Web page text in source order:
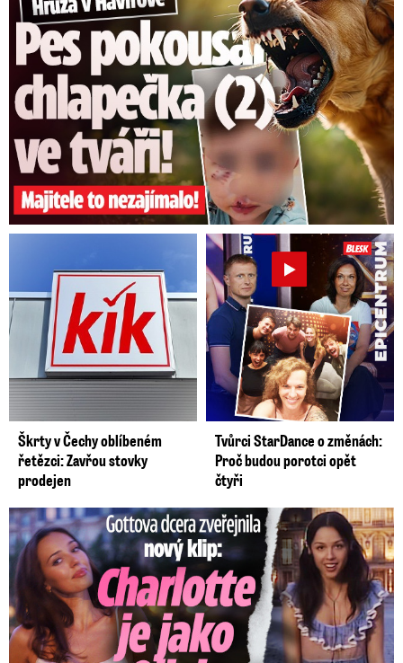
Škrty v Čechy oblíbeném
řetězci: Zavřou stovky
prodejen
Tvůrci StarDance o změnách:
Proč budou porotci opět
čtyři
Gottova dcera zveřejnila nový klip: Je jako Olivie Rodrigo!